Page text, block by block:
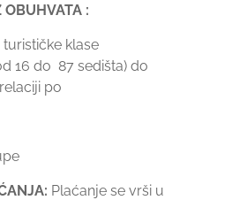
:
klase
16 do 87 sedišta) do
po
Plaćanje se vrši u